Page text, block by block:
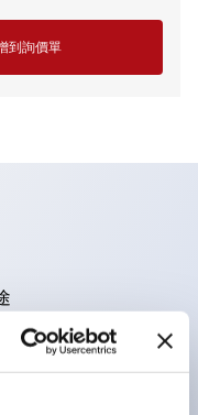
到詢價單
體